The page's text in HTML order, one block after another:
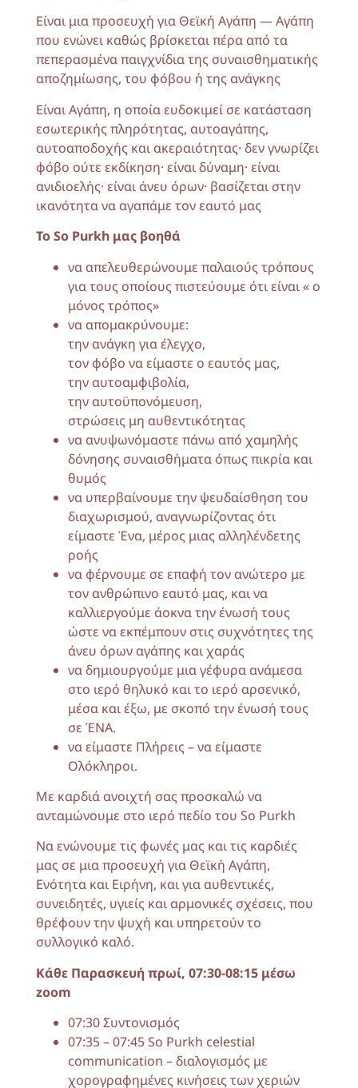
Είναι μια προσευχή για Θεϊκή Αγάπη — Αγάπη
που ενώνει καθώς βρίσκεται πέρα από τα
πεπερασμένα παιγχνίδια της συναισθηματικής
αποζημίωσης, του φόβου ή της ανάγκης
Είναι Αγάπη, η οποία ευδοκιμεί σε κατάσταση
εσωτερικής πληρότητας, αυτοαγάπης,
αυτοαποδοχής και ακεραιότητας· δεν γνωρίζει
φόβο ούτε εκδίκηση· είναι δύναμη· είναι
ανιδιοελής· είναι άνευ όρων· βασίζεται στην
ικανότητα να αγαπάμε τον εαυτό μας
Το So Purkh μας βοηθά
να απελευθερώνουμε παλαιούς τρόπους
για τους οποίους πιστεύουμε ότι είναι « ο
μόνος τρόπος»
να απομακρύνουμε:
την ανάγκη για έλεγχο,
τον φόβο να είμαστε ο εαυτός μας,
την αυτοαμφιβολία,
την αυτοϋπονόμευση,
στρώσεις μη αυθεντικότητας
να ανυψωνόμαστε πάνω από χαμηλής
δόνησης συναισθήματα όπως πικρία και
θυμός
να υπερβαίνουμε την ψευδαίσθηση του
διαχωρισμού, αναγνωρίζοντας ότι
είμαστε Ένα, μέρος μιας αλληλένδετης
ροής
να φέρνουμε σε επαφή τον ανώτερο με
τον ανθρώπινο εαυτό μας, και να
καλλιεργούμε άοκνα την ένωσή τους
ώστε να εκπέμπουν στις συχνότητες της
άνευ όρων αγάπης και χαράς
να δημιουργούμε μια γέφυρα ανάμεσα
στο ιερό θηλυκό και το ιερό αρσενικό,
μέσα και έξω, με σκοπό την ένωσή τους
σε ΈΝΑ.
να είμαστε Πλήρεις – να είμαστε
Ολόκληροι.
Με καρδιά ανοιχτή σας προσκαλώ να
ανταμώνουμε στο ιερό πεδίο του So Purkh
Να ενώνουμε τις φωνές μας και τις καρδιές
μας σε μια προσευχή για Θεϊκή Αγάπη,
Ενότητα και Ειρήνη, και για αυθεντικές,
συνειδητές, υγιείς και αρμονικές σχέσεις, που
θρέφουν την ψυχή και υπηρετούν το
συλλογικό καλό.
Κάθε Παρασκευή πρωί, 07:30-08:15 μέσω
zoom
07:30 Συντονισμός
07:35 – 07:45 So Purkh celestial
communication – διαλογισμός με
χορογραφημένες κινήσεις των χεριών